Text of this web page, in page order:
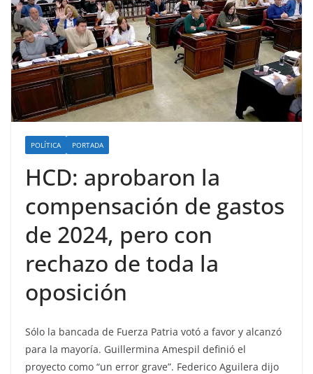
POLÍTICA PORTADA
HCD: aprobaron la
compensación de gastos
de 2024, pero con
rechazo de toda la
oposición
Sólo la bancada de Fuerza Patria votó a favor y alcanzó
para la mayoría. Guillermina Amespil definió el
proyecto como “un error grave”. Federico Aguilera dijo